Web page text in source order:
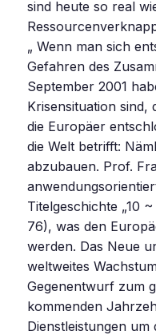
sind heute so real
„ Wenn man sich
Gefahren des
September 2001
Krisensituation sind,
die Europäer
die Welt betrifft:
abzubauen. Prof.
Titelgeschichte „10
76), was den
werden. Das Neue
weltweites
Gegenentwurf zum
kommenden
Dienstleistungen